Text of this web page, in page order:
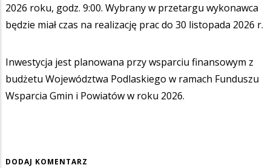
2026 roku, godz. 9:00. Wybrany w przetargu wykonawca
będzie miał czas na realizację prac do 30 listopada 2026 r.
Inwestycja jest planowana przy wsparciu finansowym z
budżetu Województwa Podlaskiego w ramach Funduszu
Wsparcia Gmin i Powiatów w roku 2026.
DODAJ KOMENTARZ